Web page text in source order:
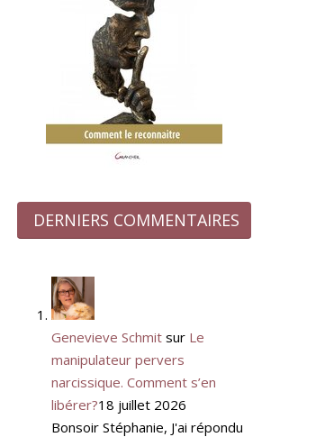
DERNIERS COMMENTAIRES
Genevieve Schmitsur Le
manipulateur pervers
narcissique. Comment s’en
libérer?18 juillet 2026
Bonsoir Stéphanie, J'ai répondu